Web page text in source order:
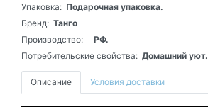
Упаковка: Подарочная упаковка.
Бренд: Танго
Производство:
РФ.
Потребительские свойства: Домашний уют.
Описание Условия доставки